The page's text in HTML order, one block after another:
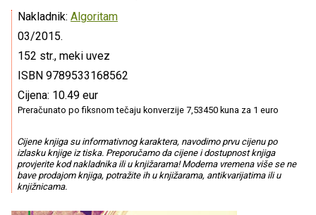
Nakladnik: Algoritam
03/2015.
152 str., meki uvez
ISBN 9789533168562
Cijena: 10.49 eur
Preračunato po fiksnom tečaju konverzije 7,53450 kuna za 1 euro
Cijene knjiga su informativnog karaktera, navodimo prvu cijenu po
izlasku knjige iz tiska. Preporučamo da cijene i dostupnost knjiga
provjerite kod nakladnika ili u knjižarama! Moderna vremena više se ne
bave prodajom knjiga, potražite ih u knjižarama, antikvarijatima ili u
knjižnicama.